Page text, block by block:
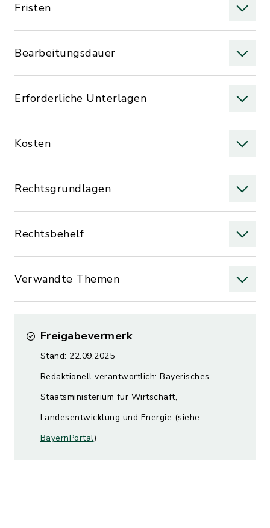
Fristen
Bearbeitungsdauer
Erforderliche Unterlagen
Kosten
Rechtsgrundlagen
Rechtsbehelf
Verwandte Themen
Freigabevermerk
Stand: 22.09.2025
Redaktionell verantwortlich: Bayerisches
Staatsministerium für Wirtschaft,
Landesentwicklung und Energie (siehe
BayernPortal)